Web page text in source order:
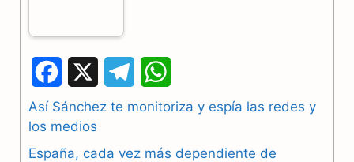
a
c
e
h
Así Sánchez te monitoriza y espía las redes y
los medios
España, cada vez más dependiente de